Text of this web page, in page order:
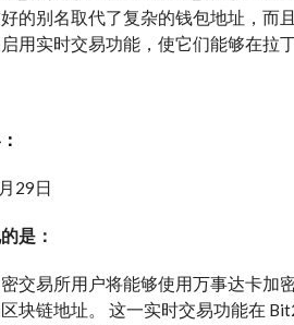
的别名取代了复杂的钱包地址，而
用实时交易功能，使它们能够在拉
29日
是：
交易所用户将能够使用万事达卡加
块链地址。 这一实时交易功能在